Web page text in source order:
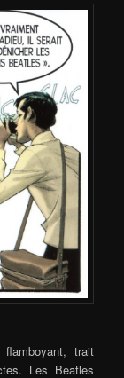
trait
Les Beatles